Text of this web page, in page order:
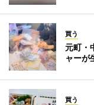
買う
元町・
ャーが
買う